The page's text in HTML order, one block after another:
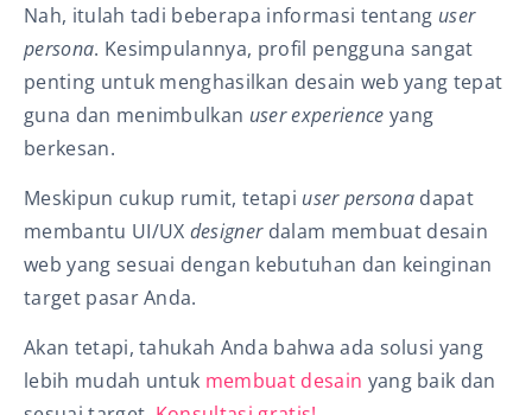
Nah, itulah tadi beberapa informasi tentang user
persona. Kesimpulannya, profil pengguna sangat
penting untuk menghasilkan desain web yang tepat
guna dan menimbulkan user experience yang
berkesan.
Meskipun cukup rumit, tetapi user persona dapat
membantu UI/UX designer dalam membuat desain
web yang sesuai dengan kebutuhan dan keinginan
target pasar Anda.
Akan tetapi, tahukah Anda bahwa ada solusi yang
lebih mudah untuk membuat desain yang baik dan